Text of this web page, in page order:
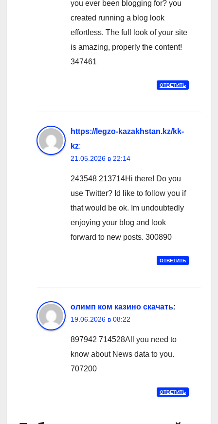
you ever been blogging for? you
created running a blog look
effortless. The full look of your site
is amazing, properly the content!
347461
ОТВЕТИТЬ
https://legzo-kazakhstan.kz/kk-
kz:
21.05.2026 в 22:14
243548 213714Hi there! Do you
use Twitter? Id like to follow you if
that would be ok. Im undoubtedly
enjoying your blog and look
forward to new posts. 300890
ОТВЕТИТЬ
олимп ком казино скачать:
19.06.2026 в 08:22
897942 714528All you need to
know about News data to you.
707200
ОТВЕТИТЬ